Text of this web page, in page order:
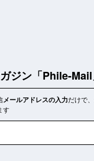
ジン「Phile-Mail
メールアドレスの入力だけで
す